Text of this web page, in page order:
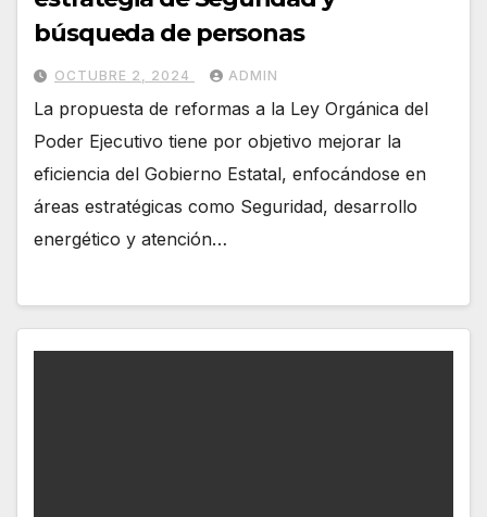
búsqueda de personas
OCTUBRE 2, 2024 ADMIN
La propuesta de reformas a la Ley Orgánica del
Poder Ejecutivo tiene por objetivo mejorar la
eficiencia del Gobierno Estatal, enfocándose en
áreas estratégicas como Seguridad, desarrollo
energético y atención…